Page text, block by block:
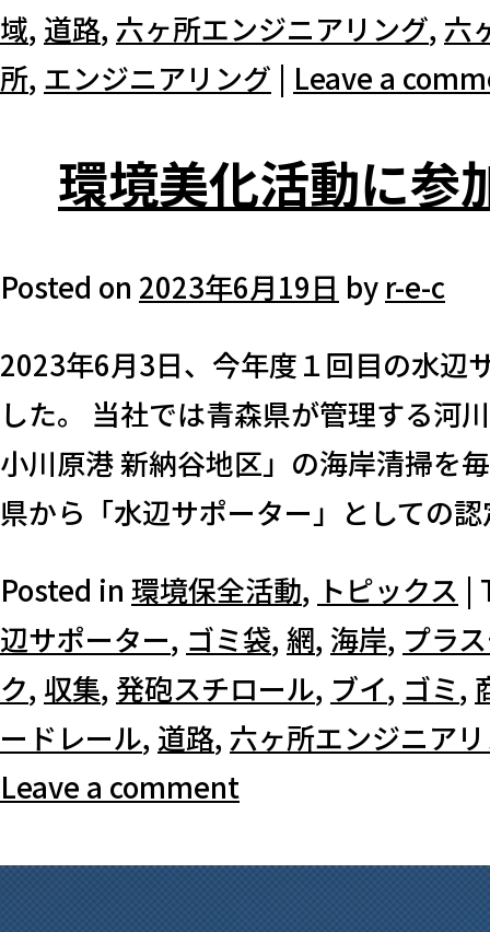
域, 道路, 六ヶ所エンジニアリング, 六
所, エンジニアリング | Leave a
環境美化活動に参
Posted on 2023年6月19日 by r-e-c
2023年6⽉3⽇、今年度１回目の水辺
した。 当社では青森県が管理する河
小川原港 新納谷地区」の海岸清掃を
県から「水辺サポーター」としての
Posted in 環境保全活動, トピックス |
辺サポーター, ゴミ袋, 網, 海岸, プラ
ク, 収集, 発砲スチロール, ブイ, ゴミ,
ードレール, 道路, 六ヶ所エンジニア
Leave a comment